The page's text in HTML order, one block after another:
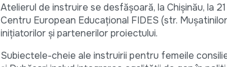
Atelierul de instruire se desfășoară, la Chișinău, la
Centru European Educațional FIDES (str.
inițiatorilor și partenerilor proiectului.
Subiectele-cheie ale instruirii pentru femeile